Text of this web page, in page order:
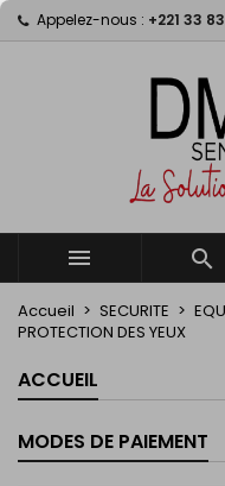
Appelez-nous : +221 33
 
Accueil SECURITE
PROTECTION DES YEUX
ACCUEIL
MODES DE PAIEMENT
My wishlists
Create new list
((confirmMessage))
Créer une
Nom de la liste
Connexion
Vous devez être
à votre liste d'envies.